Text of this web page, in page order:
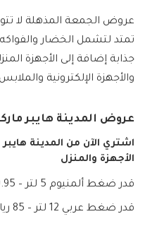
عروض الجمعة المذهلة لا
تمتد لتشمل الخضار
جذابة إضافة إلى الأجهزة
والأجهزة الإلكترونية
عروض المدينة هايبر
اشتري الآن من المدينة
الأجهزة والمنزل
قدر ضغط ألمنيوم 5 لتر – 49.95 ريال
قدر ضغط عربي 12 لتر – 85 ريال